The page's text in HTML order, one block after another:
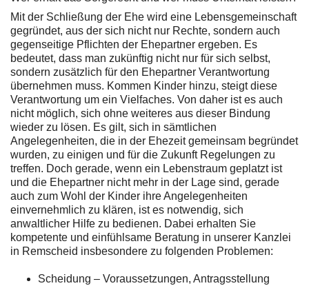
Mit der Schließung der Ehe wird eine Lebensgemeinschaft
gegründet, aus der sich nicht nur Rechte, sondern auch
gegenseitige Pflichten der Ehepartner ergeben. Es
bedeutet, dass man zukünftig nicht nur für sich selbst,
sondern zusätzlich für den Ehepartner Verantwortung
übernehmen muss. Kommen Kinder hinzu, steigt diese
Verantwortung um ein Vielfaches. Von daher ist es auch
nicht möglich, sich ohne weiteres aus dieser Bindung
wieder zu lösen. Es gilt, sich in sämtlichen
Angelegenheiten, die in der Ehezeit gemeinsam begründet
wurden, zu einigen und für die Zukunft Regelungen zu
treffen. Doch gerade, wenn ein Lebenstraum geplatzt ist
und die Ehepartner nicht mehr in der Lage sind, gerade
auch zum Wohl der Kinder ihre Angelegenheiten
einvernehmlich zu klären, ist es notwendig, sich
anwaltlicher Hilfe zu bedienen. Dabei erhalten Sie
kompetente und einfühlsame Beratung in unserer Kanzlei
in Remscheid insbesondere zu folgenden Problemen:
Scheidung – Voraussetzungen, Antragsstellung